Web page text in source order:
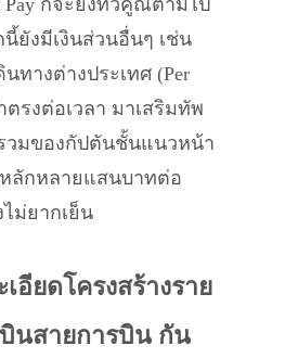
ยังมีเงินส่วนอื่นๆ เช่น
นทางต่างประเทศ (Per
ตรงต่อเวลา มาเสริมทัพ
วมของกัปตันชั้นแนวหน้า
ลักหลายแสนบาทต่อ
ม่ยากเย็น
อียดโครงสร้างราย
นสายการบิน กัน